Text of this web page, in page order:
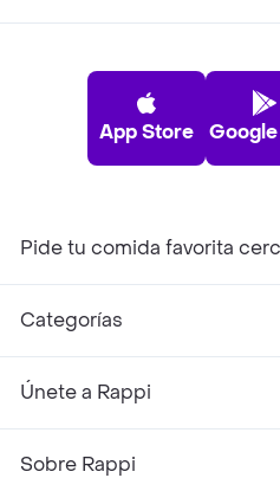
App Store
Pide tu comida favorita
Categorías
Únete a Rappi
Sobre Rappi